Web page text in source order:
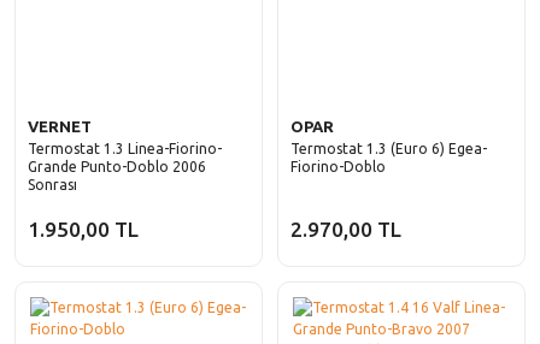
VERNET
Termostat 1.3 Linea-Fiorino-
Grande Punto-Doblo 2006
Sonrası
1.950,00 TL
OPAR
Termostat 1.3 (Euro 6) Egea-
Fiorino-Doblo
2.970,00 TL